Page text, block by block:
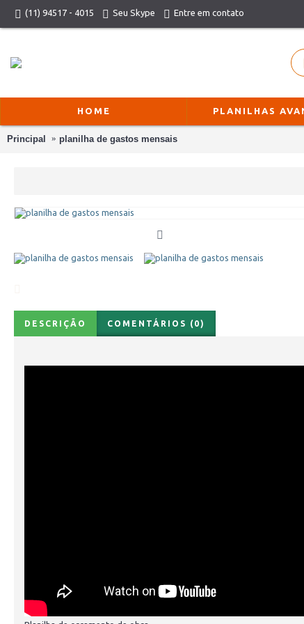
(11) 94517 - 4015 Seu Skype Entre em contato
HOME PLANILHAS
Principal planilha de gastos mensais
DESCRIÇÃO COMENTÁRIOS (0)